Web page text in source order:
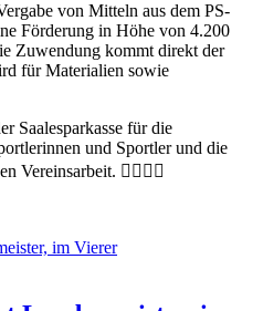
von Mitteln aus dem PS-
Förderung in Höhe von 4.200
Zuwendung kommt direkt der
für Materialien sowie
Saalesparkasse für die
und Sportler und die
Vereinsarbeit. 🚣‍♀️🚣‍♂️